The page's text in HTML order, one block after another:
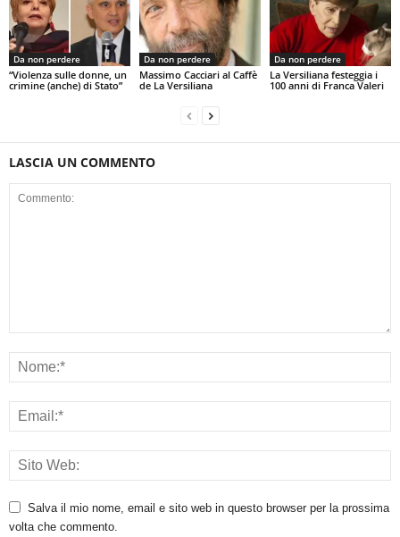
Da non perdere
“Violenza sulle donne, un
crimine (anche) di Stato”
Da non perdere
Massimo Cacciari al Caffè
de La Versiliana
Da non perdere
La Versiliana festeggia i
100 anni di Franca Valeri
LASCIA UN COMMENTO
Salva il mio nome, email e sito web in questo browser per la prossima
volta che commento.